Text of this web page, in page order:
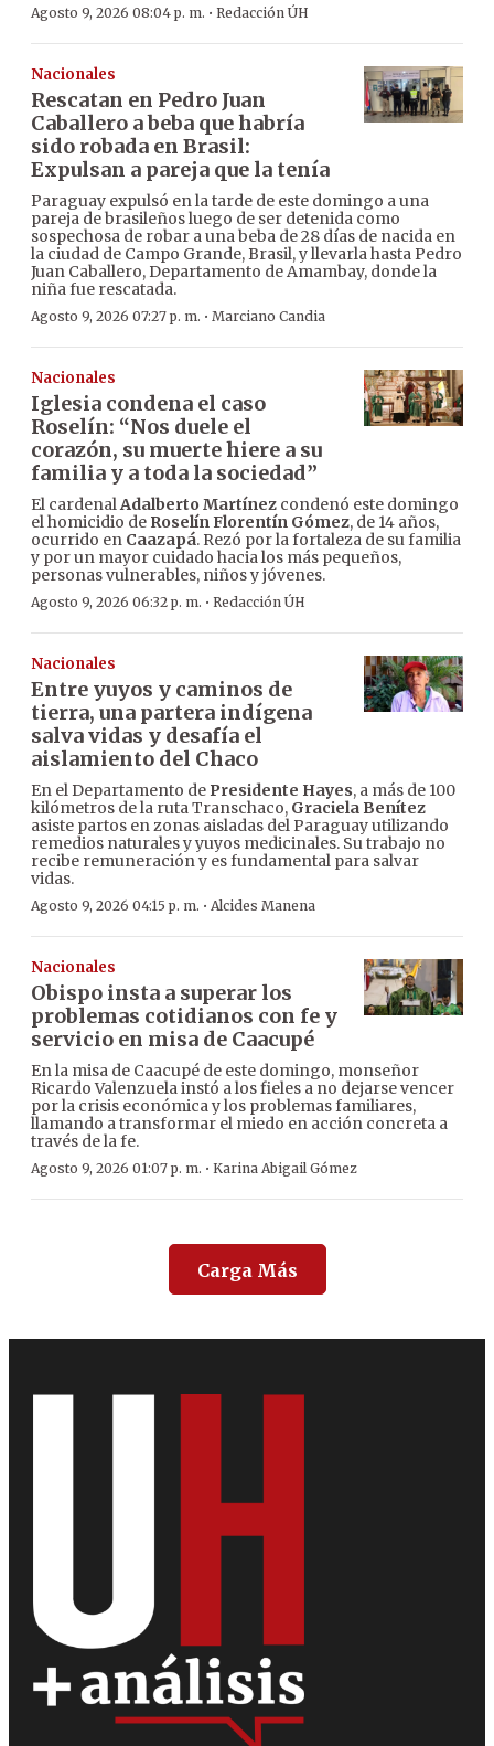
Agosto 9, 2026 08:04 p. m. · Redacción ÚH
Nacionales
Rescatan en Pedro Juan
Caballero a beba que habría
sido robada en Brasil:
Expulsan a pareja que la tenía
Paraguay expulsó en la tarde de este domingo a una
pareja de brasileños luego de ser detenida como
sospechosa de robar a una beba de 28 días de nacida en
la ciudad de Campo Grande, Brasil, y llevarla hasta Pedro
Juan Caballero, Departamento de Amambay, donde la
niña fue rescatada.
Agosto 9, 2026 07:27 p. m. · Marciano Candia
Nacionales
Iglesia condena el caso
Roselín: “Nos duele el
corazón, su muerte hiere a su
familia y a toda la sociedad”
El cardenalAdalberto Martínez condenó este domingo
el homicidio de Roselín Florentín Gómez, de 14 años,
ocurrido en Caazapá. Rezó por la fortaleza de su familia
y por un mayor cuidado hacia los más pequeños,
personas vulnerables, niños y jóvenes.
Agosto 9, 2026 06:32 p. m. · Redacción ÚH
Nacionales
Entre yuyos y caminos de
tierra, una partera indígena
salva vidas y desafía el
aislamiento del Chaco
En el Departamento de Presidente Hayes, a más de 100
kilómetros de la ruta Transchaco, Graciela Benítez
asiste partos en zonas aisladas del Paraguay utilizando
remedios naturales y yuyos medicinales. Su trabajo no
recibe remuneración y es fundamental para salvar
vidas.
Agosto 9, 2026 04:15 p. m. · Alcides Manena
Nacionales
Obispo insta a superar los
problemas cotidianos con fe y
servicio en misa de Caacupé
En la misa de Caacupé de este domingo, monseñor
Ricardo Valenzuela instó a los fieles a no dejarse vencer
por la crisis económica y los problemas familiares,
llamando a transformar el miedo en acción concreta a
través de la fe.
Agosto 9, 2026 01:07 p. m. · Karina Abigail Gómez
Carga Más